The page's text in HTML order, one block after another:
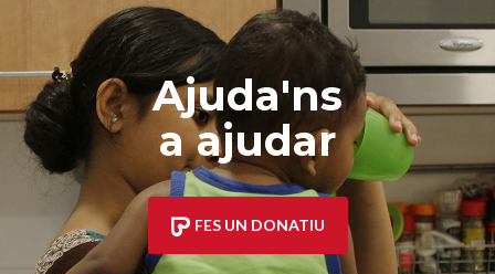
Ajuda'ns
a ajudar
FES UN DONATIU